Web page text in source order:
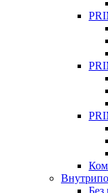
Без